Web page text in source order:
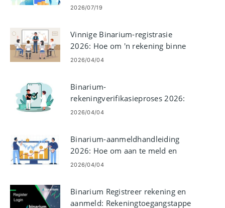
2026/07/19
Vinnige Binarium-registrasie
2026: Hoe om 'n rekening binne
minute oop te maak
2026/04/04
Binarium-
rekeningverifikasieproses 2026:
Hoe om KYC maklik te voltooi
2026/04/04
Binarium-aanmeldhandleiding
2026: Hoe om aan te meld en
aanmeldprobleme reg te stel
2026/04/04
Binarium Registreer rekening en
aanmeld: Rekeningtoegangstappe